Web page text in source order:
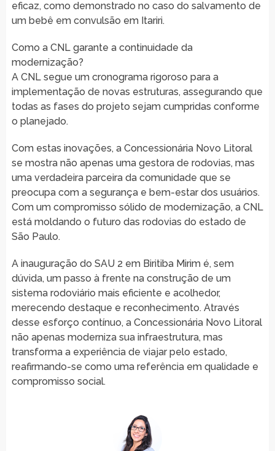
eficaz, como demonstrado no caso do salvamento de
um bebê em convulsão em Itariri.
Como a CNL garante a continuidade da
modernização?
A CNL segue um cronograma rigoroso para a
implementação de novas estruturas, assegurando que
todas as fases do projeto sejam cumpridas conforme
o planejado.
Com estas inovações, a Concessionária Novo Litoral
se mostra não apenas uma gestora de rodovias, mas
uma verdadeira parceira da comunidade que se
preocupa com a segurança e bem-estar dos usuários.
Com um compromisso sólido de modernização, a CNL
está moldando o futuro das rodovias do estado de
São Paulo.
A inauguração do SAU 2 em Biritiba Mirim é, sem
dúvida, um passo à frente na construção de um
sistema rodoviário mais eficiente e acolhedor,
merecendo destaque e reconhecimento. Através
desse esforço contínuo, a Concessionária Novo Litoral
não apenas moderniza sua infraestrutura, mas
transforma a experiência de viajar pelo estado,
reafirmando-se como uma referência em qualidade e
compromisso social.